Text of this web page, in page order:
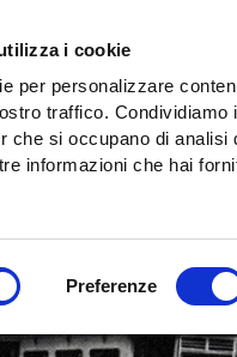
i cookie
per personalizzare
traffico.
che si occupano di
informazioni che hai
Preferenze